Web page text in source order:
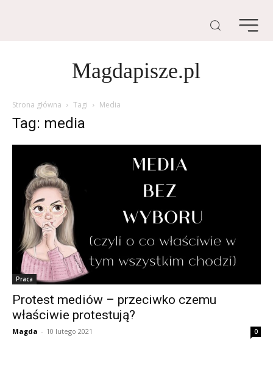
Magdapisze.pl
Strona główna Tagi Media
Tag: media
Praca
Protest mediów – przeciwko czemu
właściwie protestują?
Magda - 10 lutego 2021 0